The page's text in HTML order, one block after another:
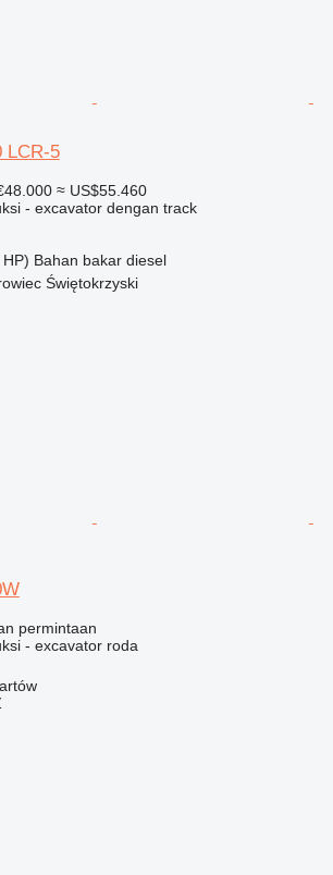
LCR-5
≈ US$55.460
- excavator dengan track
Bahan bakar diesel
Świętokrzyski
permintaan
- excavator roda